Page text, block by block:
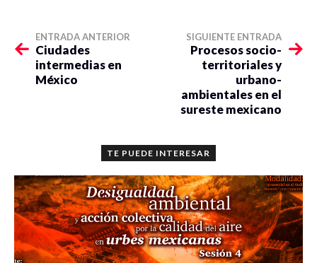
ENTRADA ANTERIOR
Ciudades
intermedias en
México
SIGUIENTE ENTRADA
Procesos socio-
territoriales y
urbano-
ambientales en el
sureste mexicano
TE PUEDE INTERESAR